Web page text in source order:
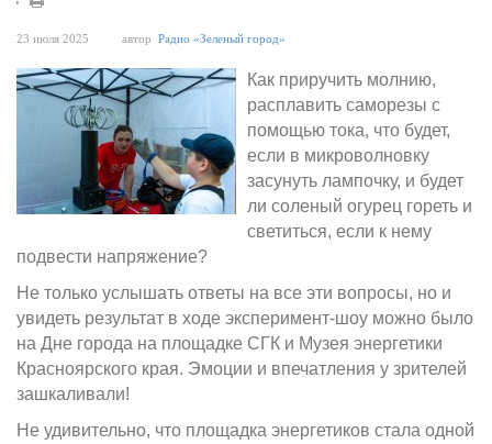
23 июля 2025 автор Радио «Зеленый город»
Как приручить молнию,
расплавить саморезы с
помощью тока, что будет,
если в микроволновку
засунуть лампочку, и будет
ли соленый огурец гореть и
светиться, если к нему
подвести напряжение?
Не только услышать ответы на все эти вопросы, но и
увидеть результат в ходе эксперимент-шоу можно было
на Дне города на площадке СГК и Музея энергетики
Красноярского края. Эмоции и впечатления у зрителей
зашкаливали!
Не удивительно, что площадка энергетиков стала одной